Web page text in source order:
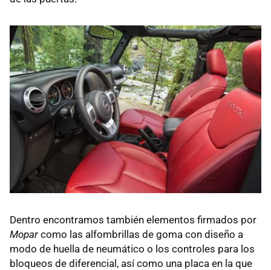
Dentro encontramos también elementos firmados por
Mopar como las alfombrillas de goma con diseño a
modo de huella de neumático o los controles para los
bloqueos de diferencial, así como una placa en la que